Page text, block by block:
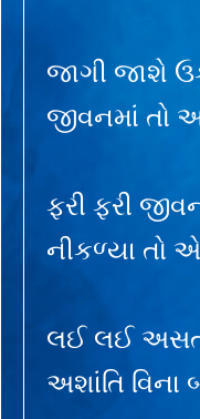
જાગી જાશે
જીવનમાં તો
ફરી ફરી
નીકળ્યા તો
લઈ લઈ
અશાંતિ વિના